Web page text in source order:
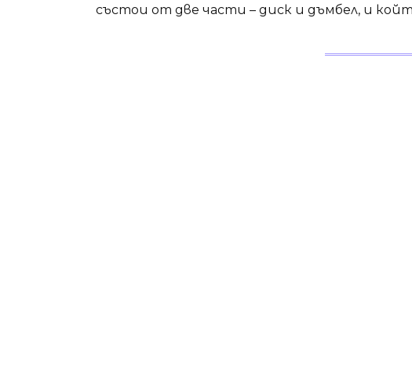
състои от две части – диск и дъмбел, и